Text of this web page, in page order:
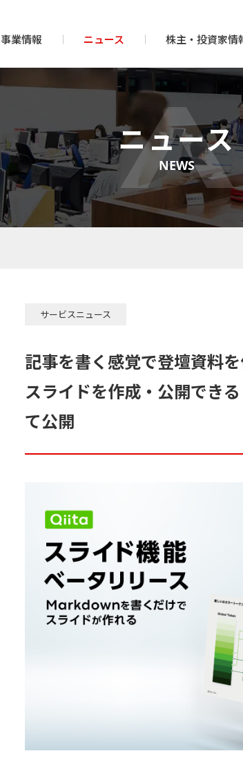
事業情報 ニュース 株主・投資家情
ニュース
NEWS
サービスニュース
記事を書く感覚で登壇資料
スライドを作成・公開でき
て公開